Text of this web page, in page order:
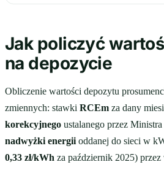
Jak policzyć
na depozycie
Obliczenie wartości depozytu
zmiennych: stawki RCEm za dany
korekcyjnego ustalanego przez
nadwyżki energii oddanej do sieci w
0,33 zł/kWh za październik 2025)